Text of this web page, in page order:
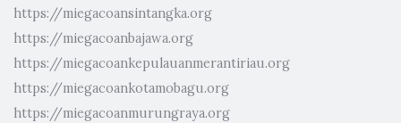
https://miegacoansintangka.org
https://miegacoanbajawa.org
https://miegacoankepulauanmerantiriau.org
https://miegacoankotamobagu.org
https://miegacoanmurungraya.org